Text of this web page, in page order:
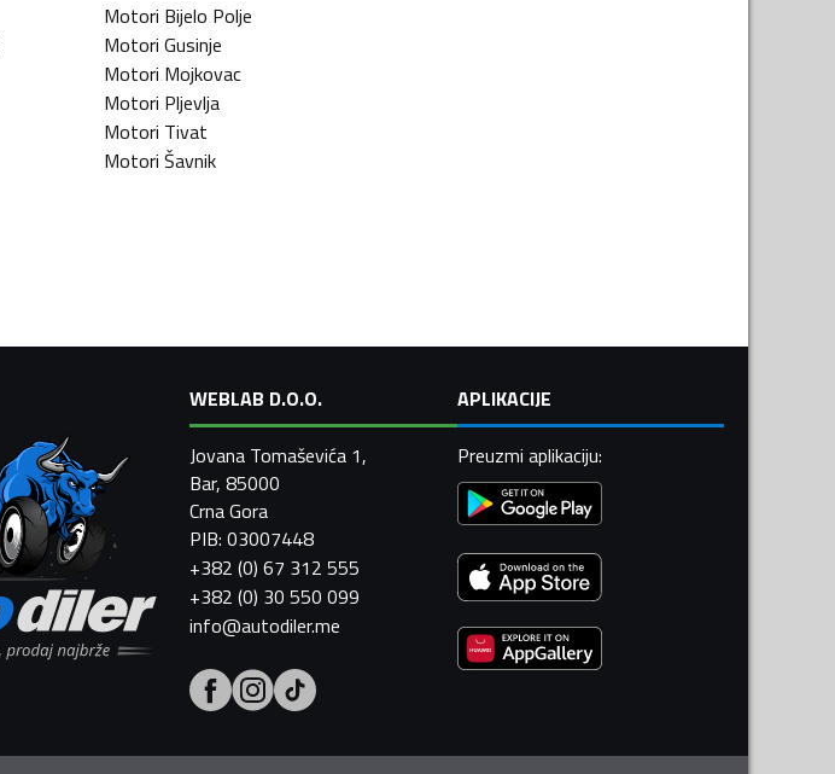
Motori Bijelo Polje
Motori Gusinje
Motori Mojkovac
Motori Pljevlja
Motori Tivat
Motori Šavnik
WEBLAB D.O.O.
Jovana Tomaševića 1,
Bar, 85000
Crna Gora
PIB: 03007448
+382 (0) 67 312 555
+382 (0) 30 550 099
info@autodiler.me
APLIKACIJE
Preuzmi aplikaciju: